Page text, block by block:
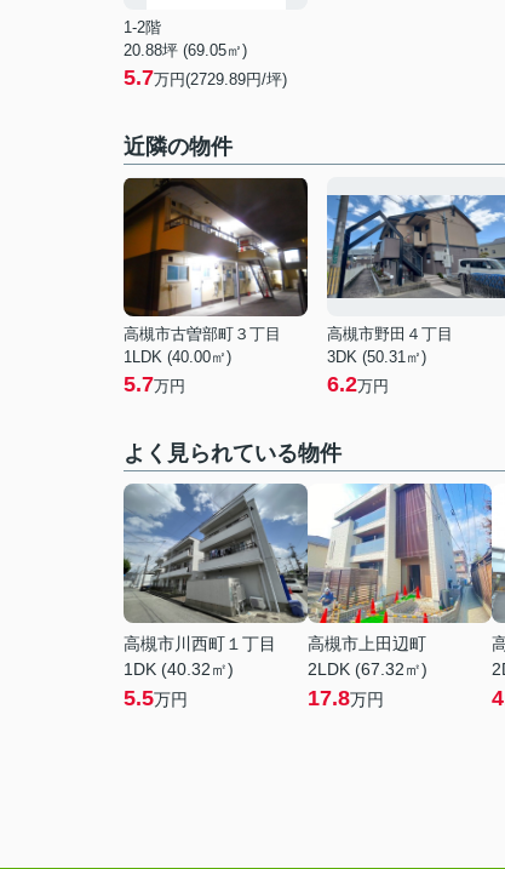
1-2階
20.88坪 (69.05㎡)
5.7万円(2729.89円/坪)
近隣の物件
高槻市古曽部町３丁目
1LDK (40.00㎡)
5.7万円
高槻市野田４丁目
3DK (50.31㎡)
6.2万円
よく見られている物件
高槻市川西町１丁目
1DK (40.32㎡)
5.5万円
高槻市上田辺町
2LDK (67.32㎡)
17.8万円